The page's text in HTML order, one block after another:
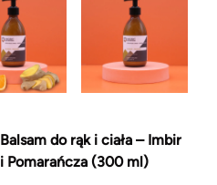
Balsam do rąk i ciała – Imbir
i Pomarańcza (300 ml)